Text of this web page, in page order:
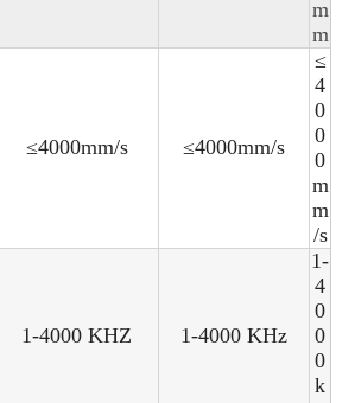
m
m
≤4000mm/s ≤4000mm/s
≤
4
0
0
0
m
m
/s
1-4000 KHZ 1-4000 KHz
1-
4
0
0
0
k